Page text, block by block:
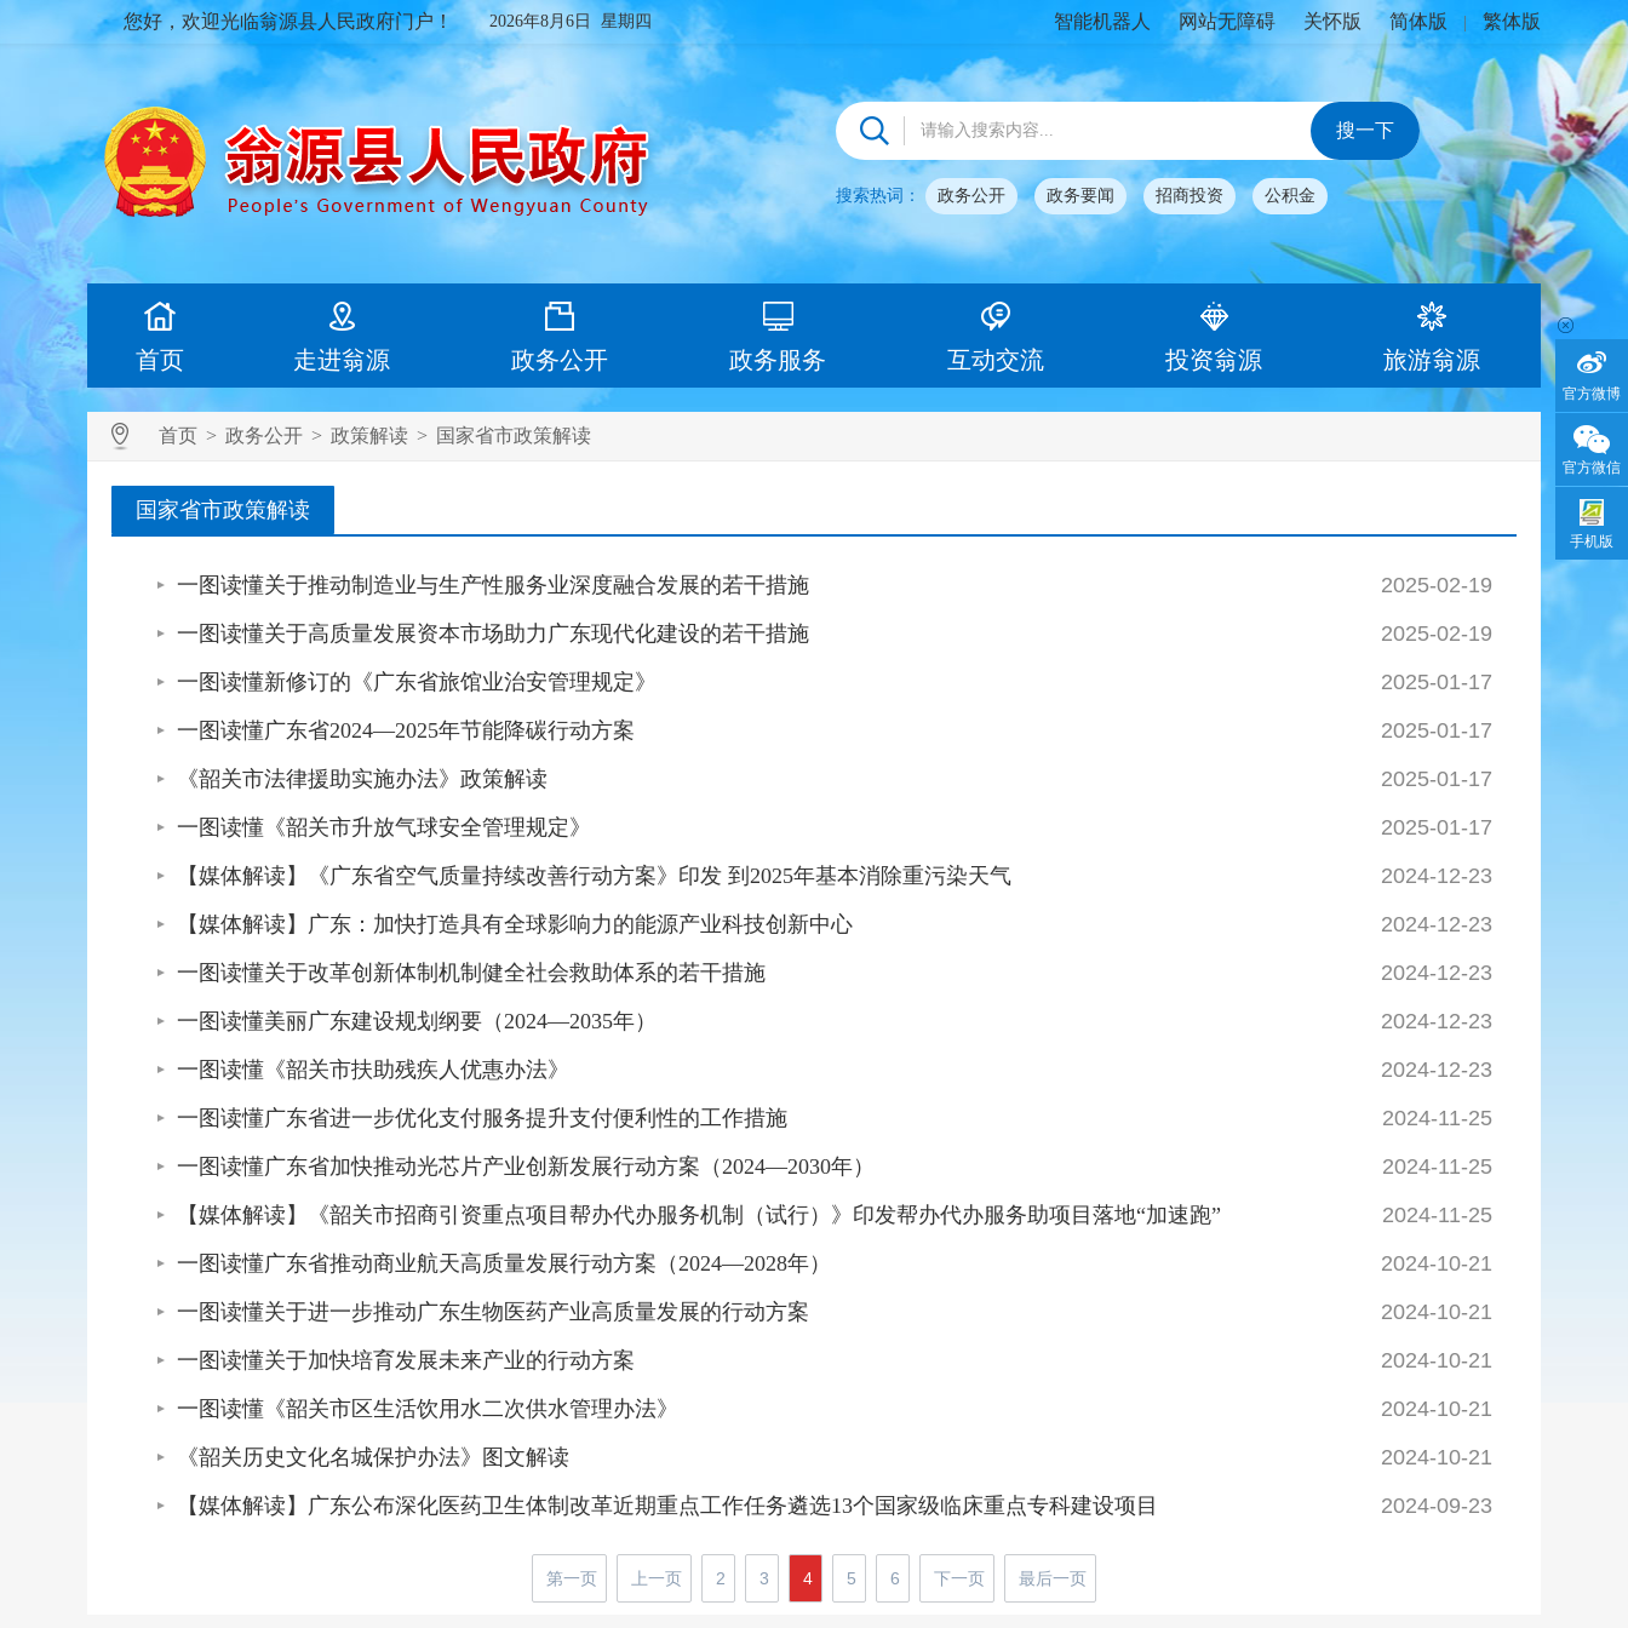
官方微博
官方微信
手机版
您好，欢迎光临翁源县人民政府门户！ 2026年8月6日 星期四 智能机器人 网站无障碍 关怀版 简体版 繁体版
搜索热词： 政务公开 政务要闻 招商投资 公积金
首页 走进翁源 政务公开 政务服务 互动交流 投资翁源 旅游翁源
首页 > 政务公开 > 政策解读 > 国家省市政策解读
国家省市政策解读
一图读懂关于推动制造业与生产性服务业深度融合发展的若干措施
2025-02-19
一图读懂关于高质量发展资本市场助力广东现代化建设的若干措施
2025-02-19
一图读懂新修订的《广东省旅馆业治安管理规定》
2025-01-17
一图读懂广东省2024—2025年节能降碳行动方案
2025-01-17
《韶关市法律援助实施办法》政策解读
2025-01-17
一图读懂《韶关市升放气球安全管理规定》
2025-01-17
【媒体解读】《广东省空气质量持续改善行动方案》印发 到2025年基本消除重污染天气
2024-12-23
【媒体解读】广东：加快打造具有全球影响力的能源产业科技创新中心
2024-12-23
一图读懂关于改革创新体制机制健全社会救助体系的若干措施
2024-12-23
一图读懂美丽广东建设规划纲要（2024—2035年）
2024-12-23
一图读懂《韶关市扶助残疾人优惠办法》
2024-12-23
一图读懂广东省进一步优化支付服务提升支付便利性的工作措施
2024-11-25
一图读懂广东省加快推动光芯片产业创新发展行动方案（2024—2030年）
2024-11-25
【媒体解读】《韶关市招商引资重点项目帮办代办服务机制（试行）》印发帮办代办服务助项目落地“加速跑”
2024-11-25
一图读懂广东省推动商业航天高质量发展行动方案（2024—2028年）
2024-10-21
一图读懂关于进一步推动广东生物医药产业高质量发展的行动方案
2024-10-21
一图读懂关于加快培育发展未来产业的行动方案
2024-10-21
一图读懂《韶关市区生活饮用水二次供水管理办法》
2024-10-21
《韶关历史文化名城保护办法》图文解读
2024-10-21
【媒体解读】广东公布深化医药卫生体制改革近期重点工作任务遴选13个国家级临床重点专科建设项目
2024-09-23
第一页 上一页 2 3 4 5 6 下一页 最后一页